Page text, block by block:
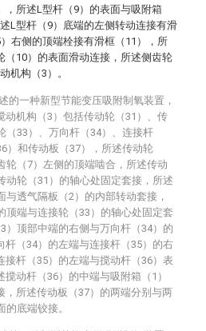
，所述L型杆（9）的表面与吸附箱
L型杆（9）底端的左侧转动连接有滑
右侧的顶端栓接有滑框（11），所
（10）的表面滑动连接，所述侧齿轮
机构（3）。
的一种新型节能变压吸附制氧装置，
动机构（3）包括传动轮（31）、传
（33）、万向杆（34）、连接杆
）和传动板（37），所述传动轮
轮（7）左侧的顶端啮合，所述传动
动轮（31）的轴心处固定套接，所述
与透气隔板（2）的内部转动套接，
顶端与连接轮（33）的轴心处固定套
）顶部中端的右侧与万向杆（34）的
杆（34）的左端与连接杆（35）的右
接杆（35）的左端与搅动杆（36）表
动杆（36）的中端与吸附箱（1）
，所述传动板（37）的两端分别与两
底端铰接。